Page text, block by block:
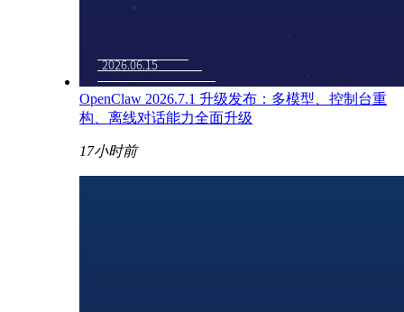
OpenClaw 2026.7.1 升级发布：多模型、控制台重
构、离线对话能力全面升级
17小时前